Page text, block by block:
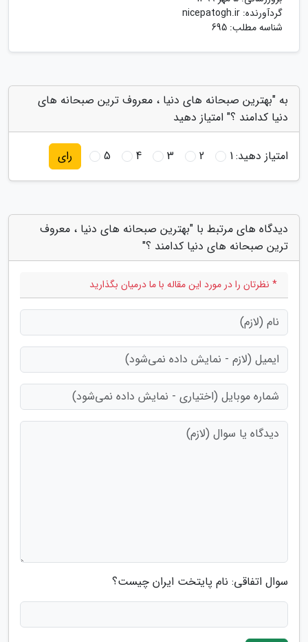
گردآورنده: nicepatogh.ir
شناسه مطلب: 695
به "بهترین صبحانه های دنیا ، معروف ترین صبحانه های
دنیا کدامند ؟" امتیاز دهید
امتیاز دهید:1
2
3
4
5 رای
دیدگاه های مرتبط با "بهترین صبحانه های دنیا ، معروف
ترین صبحانه های دنیا کدامند ؟"
* نظرتان را در مورد این مقاله با ما درمیان بگذارید
سوال اتفاقی: نام پایتخت ایران چیست؟